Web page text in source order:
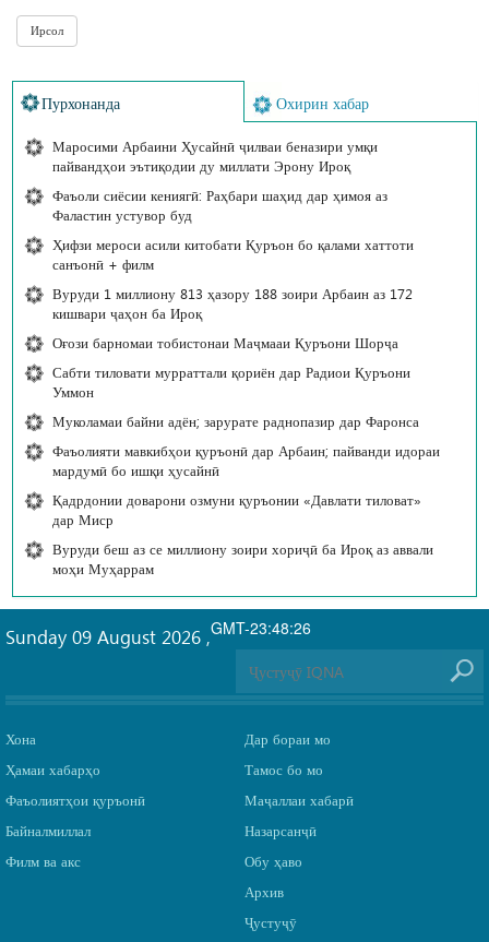
Пурхонанда Охирин хабар
Маросими Арбаини Ҳусайнӣ ҷилваи беназири умқи
пайвандҳои эътиқодии ду миллати Эрону Ироқ
Фаъоли сиёсии кениягӣ: Раҳбари шаҳид дар ҳимоя аз
Фаластин устувор буд
Ҳифзи мероси асили китобати Қуръон бо қалами хаттоти
санъонӣ + филм
Вуруди 1 миллиону 813 ҳазору 188 зоири Арбаин аз 172
кишвари ҷаҳон ба Ироқ
Оғози барномаи тобистонаи Маҷмааи Қуръони Шорҷа
Сабти тиловати мурраттали қориён дар Радиои Қуръони
Уммон
Муколамаи байни адён; зарурате раднопазир дар Фаронса
Фаъолияти мавкибҳои қуръонӣ дар Арбаин; пайванди идораи
мардумӣ бо ишқи ҳусайнӣ
Қадрдонии доварони озмуни қуръонии «Давлати тиловат»
дар Миср
Вуруди беш аз се миллиону зоири хориҷӣ ба Ироқ аз аввали
моҳи Муҳаррам
GMT-23:48:26
Sunday 09 August 2026 ,
Хона
Ҳамаи хабарҳо
Фаъолиятҳои қуръонӣ
Байналмиллал
Филм ва акс
Дар бораи мо
Тамос бо мо
Маҷаллаи хабарӣ
Назарсанҷӣ
Обу ҳаво
Архив
Ҷустуҷӯ